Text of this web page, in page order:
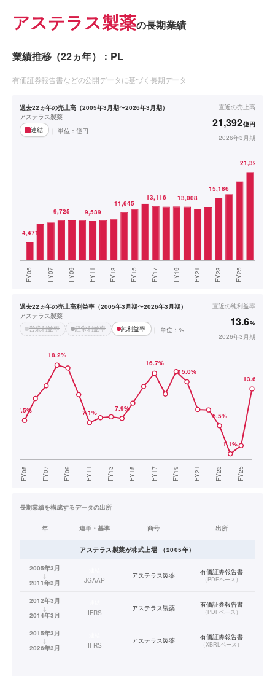
アステラス製薬の長期業績
業績推移（22ヵ年）：PL
有価証券報告書などの公開データに基づく長期データ
過去22ヵ年の売上高（2005年3月期〜2026年3月期）
アステラス製薬
連結
単位： 億円
直近の売上高
21,392億円
2026年3月期
過去22ヵ年の売上高利益率（2005年3月期〜2026年3月期）
アステラス製薬
営業利益率
経常利益率 純利益率 単位：%
直近の純利益率
13.6%
2026年3月期
長期業績を構成するデータの出所
年 連単・基準 商号 出所
アステラス製薬が株式上場 （2005年）
2005年3月
↓
2011年3月
JGAAP
アステラス製薬 有価証券報告書
（PDFベース）
2012年3月
↓
2014年3月
IFRS
アステラス製薬 有価証券報告書
（PDFベース）
2015年3月
↓
2026年3月
IFRS
アステラス製薬 有価証券報告書
（XBRLベース）